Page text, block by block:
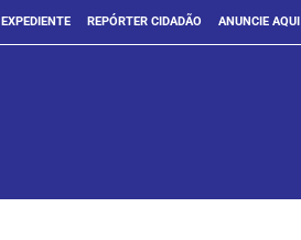
EXPEDIENTE REPÓRTER CIDADÃO ANUNCIE AQUI